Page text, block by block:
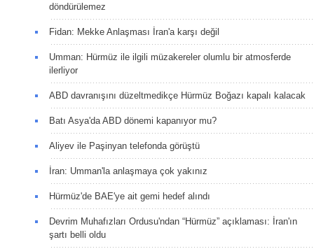
döndürülemez
Fidan: Mekke Anlaşması İran'a karşı değil
Umman: Hürmüz ile ilgili müzakereler olumlu bir atmosferde
ilerliyor
ABD davranışını düzeltmedikçe Hürmüz Boğazı kapalı kalacak
Batı Asya'da ABD dönemi kapanıyor mu?
Aliyev ile Paşinyan telefonda görüştü
İran: Umman'la anlaşmaya çok yakınız
Hürmüz'de BAE'ye ait gemi hedef alındı
Devrim Muhafızları Ordusu'ndan “Hürmüz” açıklaması: İran'ın
şartı belli oldu